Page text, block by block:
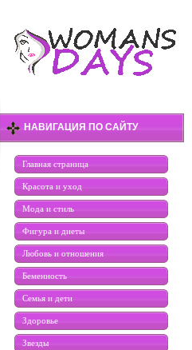
НАВИГАЦИЯ ПО САЙТУ
Главная страница
Красота и уход
Мода и стиль
Фигура и диеты
Любовь и отношения
Беменность
Семья и дети
Здоровье
Звезды